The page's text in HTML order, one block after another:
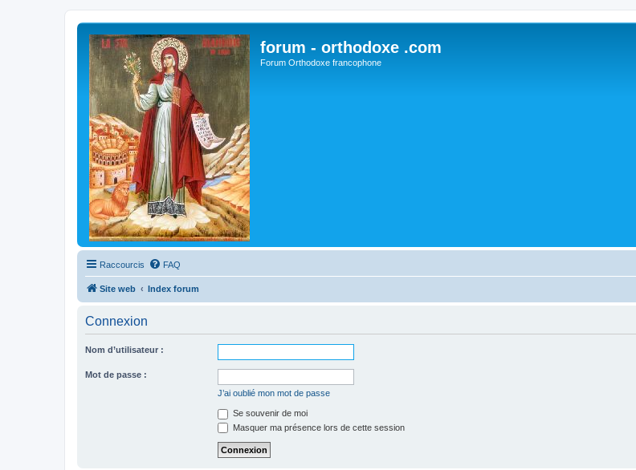
forum - orthodoxe .com
Forum Orthodoxe francophone
Raccourcis FAQ
Site web Index forum
Connexion
Nom d’utilisateur :
Mot de passe :
J’ai oublié mon mot de passe
Se souvenir de moi
Masquer ma présence lors de cette session